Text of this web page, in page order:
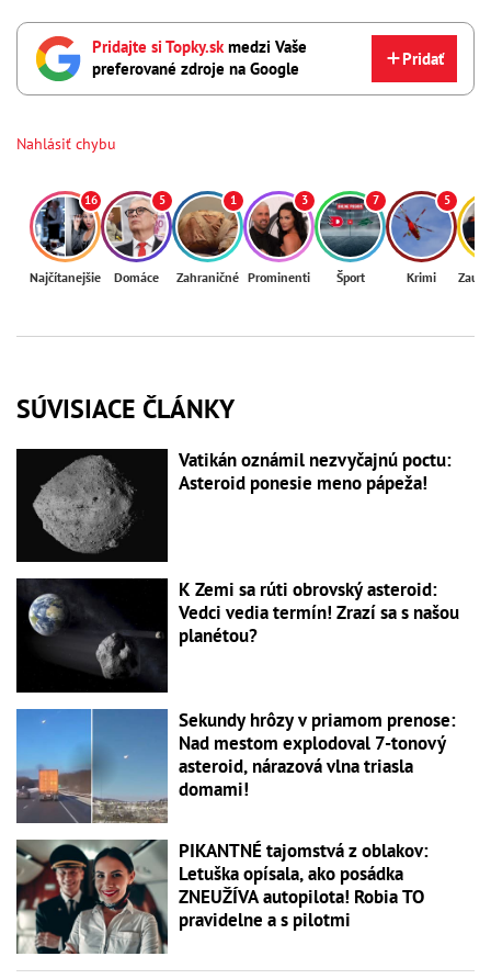
Pridajte si Topky.skmedzi Vaše
preferované zdroje na Google
Pridať
Nahlásiť chybu
16
Najčítanejšie
5
Domáce
1
Zahraničné
3
Prominenti
7
Šport
5
Krimi
SÚVISIACE ČLÁNKY
Vatikán oznámil nezvyčajnú poctu:
Asteroid ponesie meno pápeža!
K Zemi sa rúti obrovský asteroid:
Vedci vedia termín! Zrazí sa s našou
planétou?
Sekundy hrôzy v priamom prenose:
Nad mestom explodoval 7-tonový
asteroid, nárazová vlna triasla
domami!
PIKANTNÉ tajomstvá z oblakov:
Letuška opísala, ako posádka
ZNEUŽÍVA autopilota! Robia TO
pravidelne a s pilotmi